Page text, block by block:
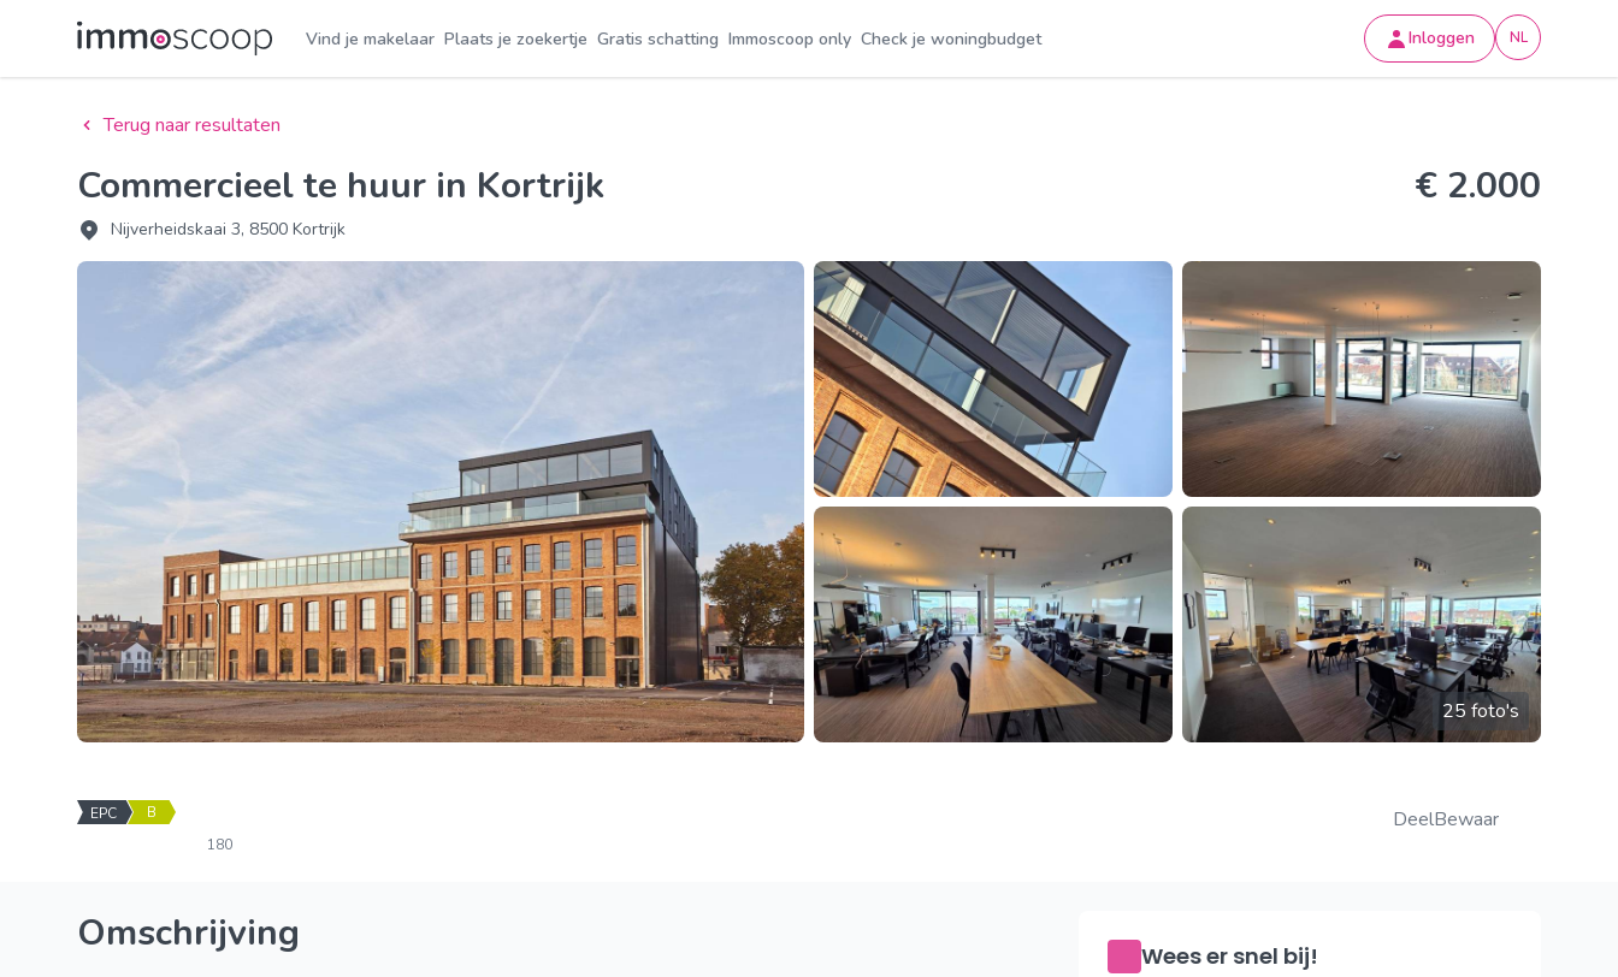
Vind je makelaar Plaats je zoekertje Gratis schatting Immoscoop only Check je woningbudget Inloggen NL
Terug naar resultaten
Commercieel te huur in Kortrijk
Nijverheidskaai 3, 8500 Kortrijk
€ 2.000
25 foto's
EPC B
180
DeelBewaar
Omschrijving Wees er snel bij!